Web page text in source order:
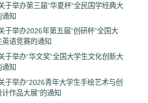
于举办第三届“华夏杯”全民国学经典大
通知
于举办2026年第五届“创研杯”全国大
英语竞赛的通知
于举办“华文奖”全国大学生文化创新大
通知
于举办“2026青年大学生手绘艺术与创
计作品大展”的通知